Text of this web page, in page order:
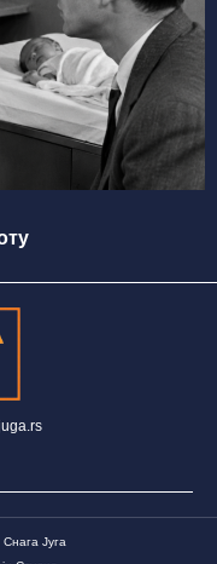
Југа